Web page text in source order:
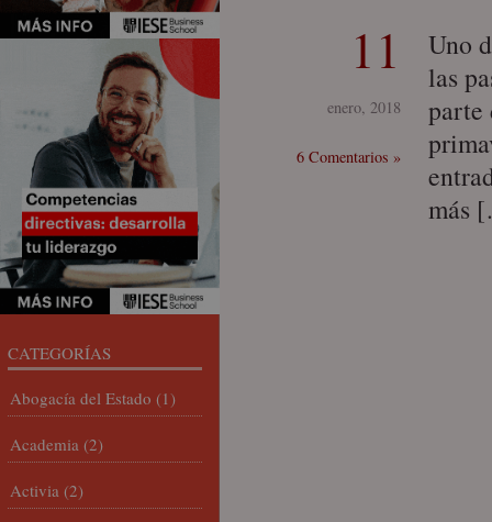
11
enero, 2018
6 Comentarios »
Uno
las
parte
más
CATEGORÍAS
Abogacía del Estado (1)
Academia (2)
Activia (2)